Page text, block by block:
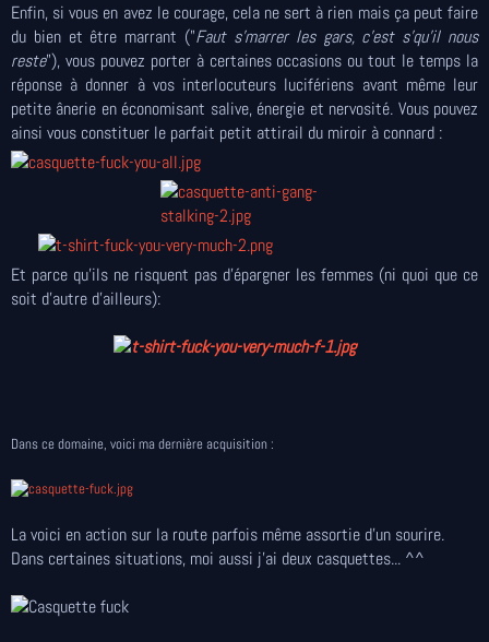
Enfin, si vous en avez le courage, cela ne sert à rien mais ça peut faire
du bien et être marrant ("Faut s'marrer les gars, c'est s'qu'il nous
reste"), vous pouvez porter à certaines occasions ou tout le temps la
réponse à donner à vos interlocuteurs lucifériens avant même leur
petite ânerie en économisant salive, énergie et nervosité. Vous pouvez
ainsi vous constituer le parfait petit attirail du miroir à connard :
Et parce qu'ils ne risquent pas d'épargner les femmes (ni quoi que ce
soit d'autre d'ailleurs):
Dans ce domaine, voici ma dernière acquisition :
La voici en action sur la route parfois même assortie d'un sourire.
Dans certaines situations, moi aussi j'ai deux casquettes... ^^